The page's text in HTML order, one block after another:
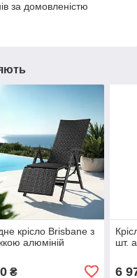
за домовленістю
крісло Brisbane з
алюміній
₴
шт.
6